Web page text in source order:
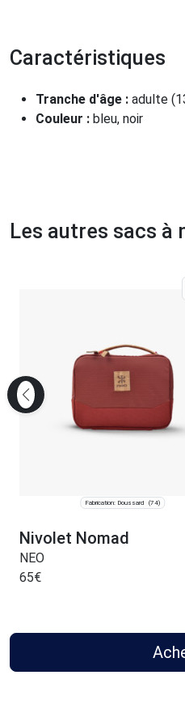
Caractéristiques
Tranche d'âge : adulte
Couleur : bleu, noir
Les autres sacs à
Fabrication: Doussard (74)
Nivolet Nomad
NEO
65€